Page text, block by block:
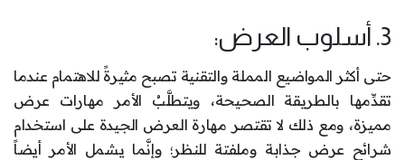
3. أسلوب العرض:
حتى أكثر المواضيع المملة والتقنية تصبح مثيرةً للاهتمام عندما
تقدِّمها بالطريقة الصحيحة، ويتطلَّبُ الأمر مهارات عرض
مميزة، ومع ذلك لا تقتصر مهارة العرض الجيدة على استخدام
شرائح عرض جذابة وملفتة للنظر؛ وإنَّما يشمل الأمر أيضاً